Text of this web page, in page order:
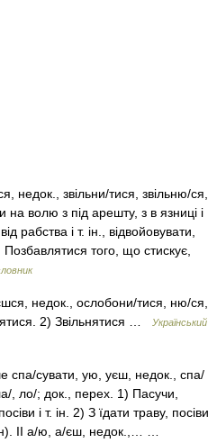
недок., звільни/тися, звільню/ся,
волю з під арешту, з в язниці і
рабства і т. ін., відвойовувати,
того, що стискує,
недок., ослобони/тися, ню/ся,
2) Звільнятися …
Український
спа/сувати, ую, уєш, недок., спа/
, ло/; док., перех. 1) Пасучи,
і т. ін. 2) З їдати траву, посіви
II а/ю, а/єш, недок.,… …